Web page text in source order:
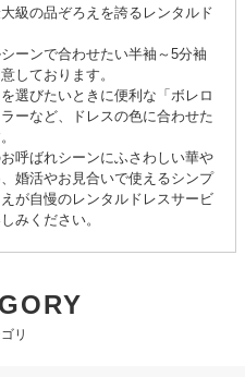
級の品ぞろえを誇るレンタルド
ーンで合わせたい半袖～5分袖
しております。
選びたいときに便利な「ボレロ
ーなど、ドレスの色に合わせた
呼ばれシーンにふさわしい華や
婚活やお見合いで使えるシンプ
が自慢のレンタルドレスサービ
みください。
リ